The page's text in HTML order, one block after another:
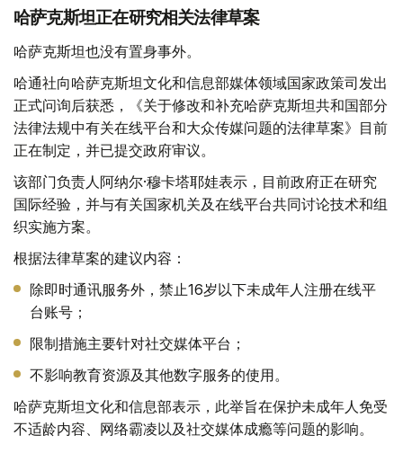
哈萨克斯坦正在研究相关法律草案
哈萨克斯坦也没有置身事外。
哈通社向哈萨克斯坦文化和信息部媒体领域国家政策司发出
正式问询后获悉，《关于修改和补充哈萨克斯坦共和国部分
法律法规中有关在线平台和大众传媒问题的法律草案》目前
正在制定，并已提交政府审议。
该部门负责人阿纳尔·穆卡塔耶娃表示，目前政府正在研究
国际经验，并与有关国家机关及在线平台共同讨论技术和组
织实施方案。
根据法律草案的建议内容：
除即时通讯服务外，禁止16岁以下未成年人注册在线平
台账号；
限制措施主要针对社交媒体平台；
不影响教育资源及其他数字服务的使用。
哈萨克斯坦文化和信息部表示，此举旨在保护未成年人免受
不适龄内容、网络霸凌以及社交媒体成瘾等问题的影响。